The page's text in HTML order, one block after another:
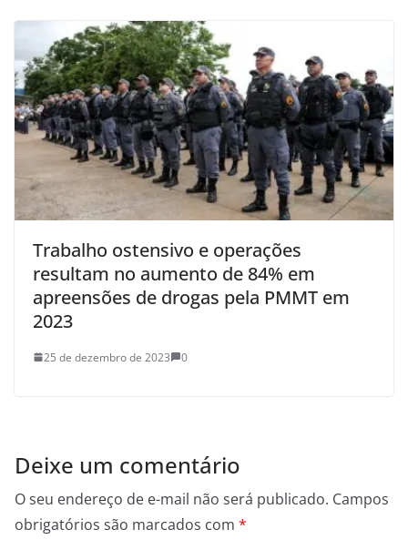
Trabalho ostensivo e operações
resultam no aumento de 84% em
apreensões de drogas pela PMMT em
2023
25 de dezembro de 2023 0
Deixe um comentário
O seu endereço de e-mail não será publicado. Campos
obrigatórios são marcados com *